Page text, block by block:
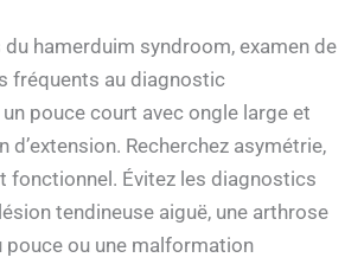
hamerduim syndroom, examen de
fréquents au diagnostic
un pouce court avec ongle large et
Recherchez asymétrie,
fonctionnel. Évitez les diagnostics
tendineuse aiguë, une arthrose
pouce ou une malformation